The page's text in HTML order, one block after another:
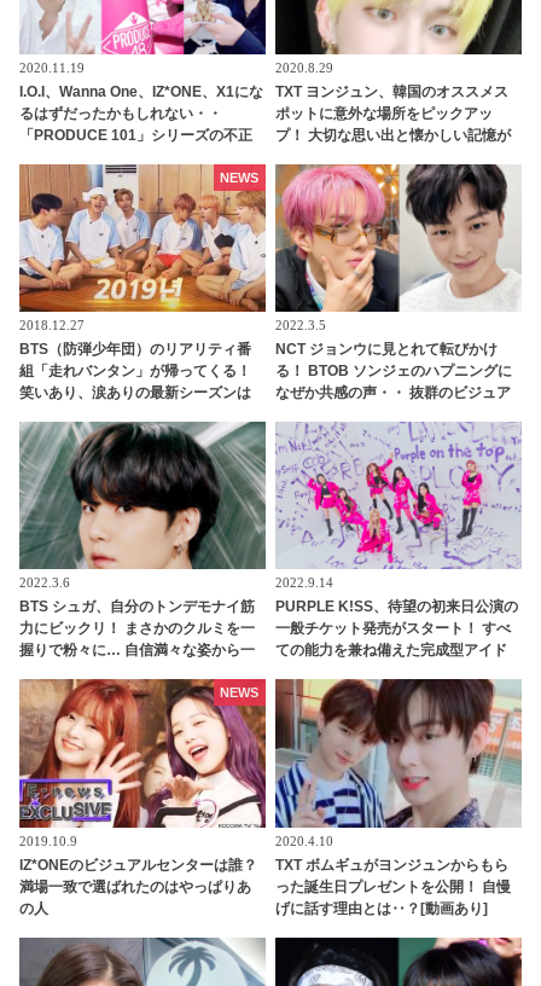
2020.11.19
I.O.I、Wanna One、IZ*ONE、X1にな
るはずだったかもしれない・・
「PRODUCE 101」シリーズの不正
人の氏名が公表
2020.8.29
TXT ヨンジュン、韓国のオススメス
ポットに意外な場所をピックアッ
プ！ 大切な思い出と懐かしい記憶が
あり］
2018.12.27
BTS（防弾少年団）のリアリティ番
組「走れバンタン」が帰ってくる！
笑いあり、涙ありの最新シーズンは
NEWS
2022.3.5
NCT ジョンウに見とれて転びかけ
る！ BTOB ソンジェのハプニングに
なぜか共感の声・・ 抜群のビジュア
ョンウの美しさにファン興味津々
2022.3.6
BTS シュガ、自分のトンデモナイ筋
力にビックリ！ まさかのクルミを一
握りで粉々に… 自信満々な姿から一
で？」と困惑してしまう様子がかわ
いすぎる
2022.9.14
PURPLE K!SS、待望の初来日公演の
一般チケット発売がスタート！ すべ
ての能力を兼ね備えた完成型アイド
ュなステージに期待高まる
2019.10.9
IZ*ONEのビジュアルセンターは誰？
満場一致で選ばれたのはやっぱりあ
の人
NEWS
2020.4.10
TXT ボムギュがヨンジュンからもら
った誕生日プレゼントを公開！ 自慢
げに話す理由とは‥？[動画あり]